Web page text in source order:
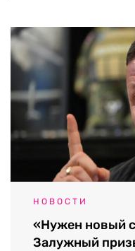
НОВОСТИ
«Нужен новый
Залужный